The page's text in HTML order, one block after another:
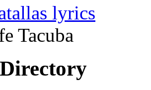
lyrics
Tacuba